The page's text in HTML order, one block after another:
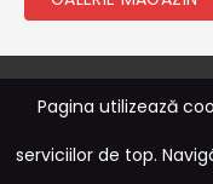
Pagina utilizează
serviciilor de top.
©
|